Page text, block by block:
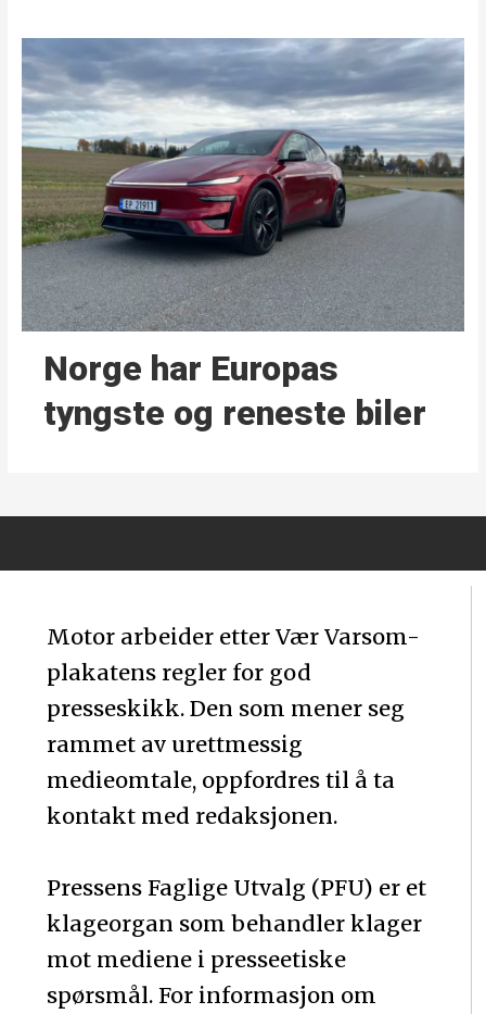
Norge har Europas
tyngste og reneste biler
Motor arbeider etter Vær Varsom-
plakatens regler for god
presseskikk. Den som mener seg
rammet av urettmessig
medieomtale, oppfordres til å ta
kontakt med redaksjonen.
Pressens Faglige Utvalg (PFU) er et
klageorgan som behandler klager
mot mediene i presseetiske
spørsmål. For informasjon om